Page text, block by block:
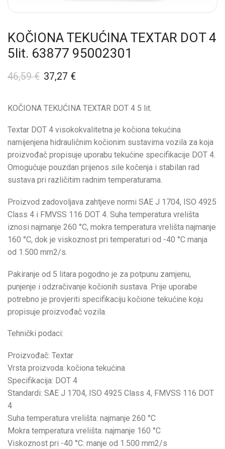
KOČIONA TEKUĆINA TEXTAR DOT 4
5lit. 63877 95002301
46,59€ 37,27 €
KOČIONA TEKUĆINA TEXTAR DOT 4 5 lit.
Textar DOT 4 visokokvalitetna je kočiona tekućina
namijenjena hidrauličnim kočionim sustavima vozila za koja
proizvođač propisuje uporabu tekućine specifikacije DOT 4.
Omogućuje pouzdan prijenos sile kočenja i stabilan rad
sustava pri različitim radnim temperaturama.
Proizvod zadovoljava zahtjeve normi SAE J 1704, ISO 4925
Class 4 i FMVSS 116 DOT 4. Suha temperatura vrelišta
iznosi najmanje 260 °C, mokra temperatura vrelišta najmanje
160 °C, dok je viskoznost pri temperaturi od -40 °C manja
od 1.500 mm2/s.
Pakiranje od 5 litara pogodno je za potpunu zamjenu,
punjenje i odzračivanje kočionih sustava. Prije uporabe
potrebno je provjeriti specifikaciju kočione tekućine koju
propisuje proizvođač vozila.
Tehnički podaci:
Proizvođač: Textar
Vrsta proizvoda: kočiona tekućina
Specifikacija: DOT 4
Standardi: SAE J 1704, ISO 4925 Class 4, FMVSS 116 DOT
4
Suha temperatura vrelišta: najmanje 260 °C
Mokra temperatura vrelišta: najmanje 160 °C
Viskoznost pri -40 °C: manje od 1.500 mm2/s